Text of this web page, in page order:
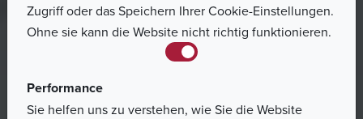
Zugriff oder das Speichern Ihrer Cookie-Einstellungen.
Ohne sie kann die Website nicht richtig funktionieren.
Performance
Sie helfen uns zu verstehen, wie Sie die Website